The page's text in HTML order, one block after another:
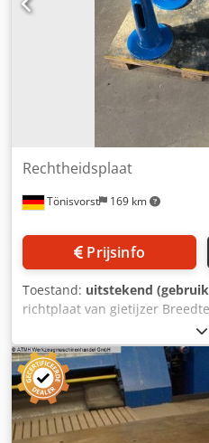
Tönisvorst 169 km
Rechtheidsplaat
Prijsinfo
Toestand: uitstekend
richtplaat van gietijzer
Ak Eek Diepte: 595 mm
mm Gewicht: 330 kg met pallet